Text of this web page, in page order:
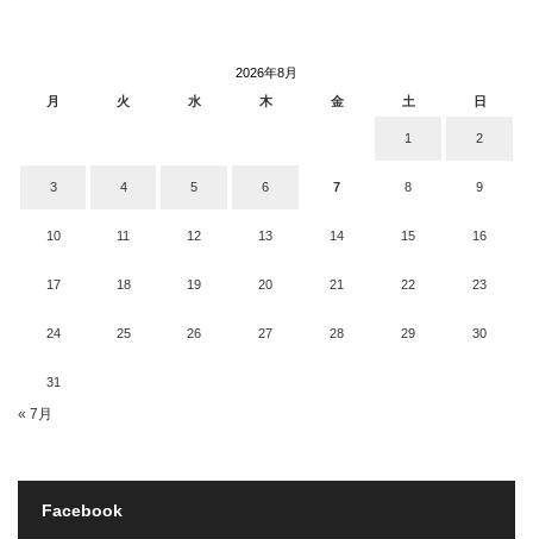
2026年8月
月
火 水 木 金 土 日
1 2
3 4 5 6 7 8 9
10 11 12 13 14 15 16
17 18 19 20 21 22 23
24 25 26 27 28 29 30
31
« 7月
Facebook